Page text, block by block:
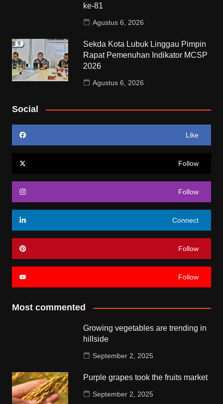
ke-81
Agustus 6, 2026
Sekda Kota Lubuk Linggau Pimpin
Rapat Pemenuhan Indikator MCSP
2026
Agustus 6, 2026
Social
Like
Follow
Follow
Connect
Follow
Follow
Most commented
Growing vegetables are trending in
hillside
September 2, 2025
Purple grapes took the fruits market
September 2, 2025